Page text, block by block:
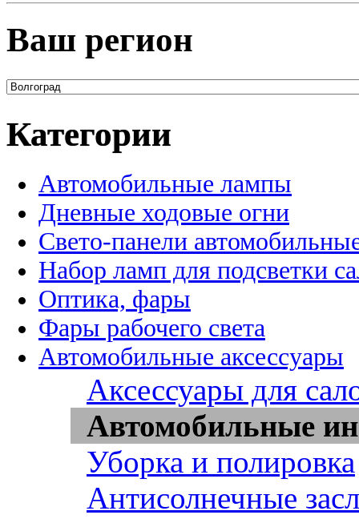
Ваш регион
Категории
Автомобильные лампы
Дневные ходовые огни
Свето-панели
Набор ламп для подсветки
Оптика, фары
Фары рабочего света
Автомобильные аксессуары
Аксессуары для
Автомобильные
Уборка и полировка
Антисолнечные